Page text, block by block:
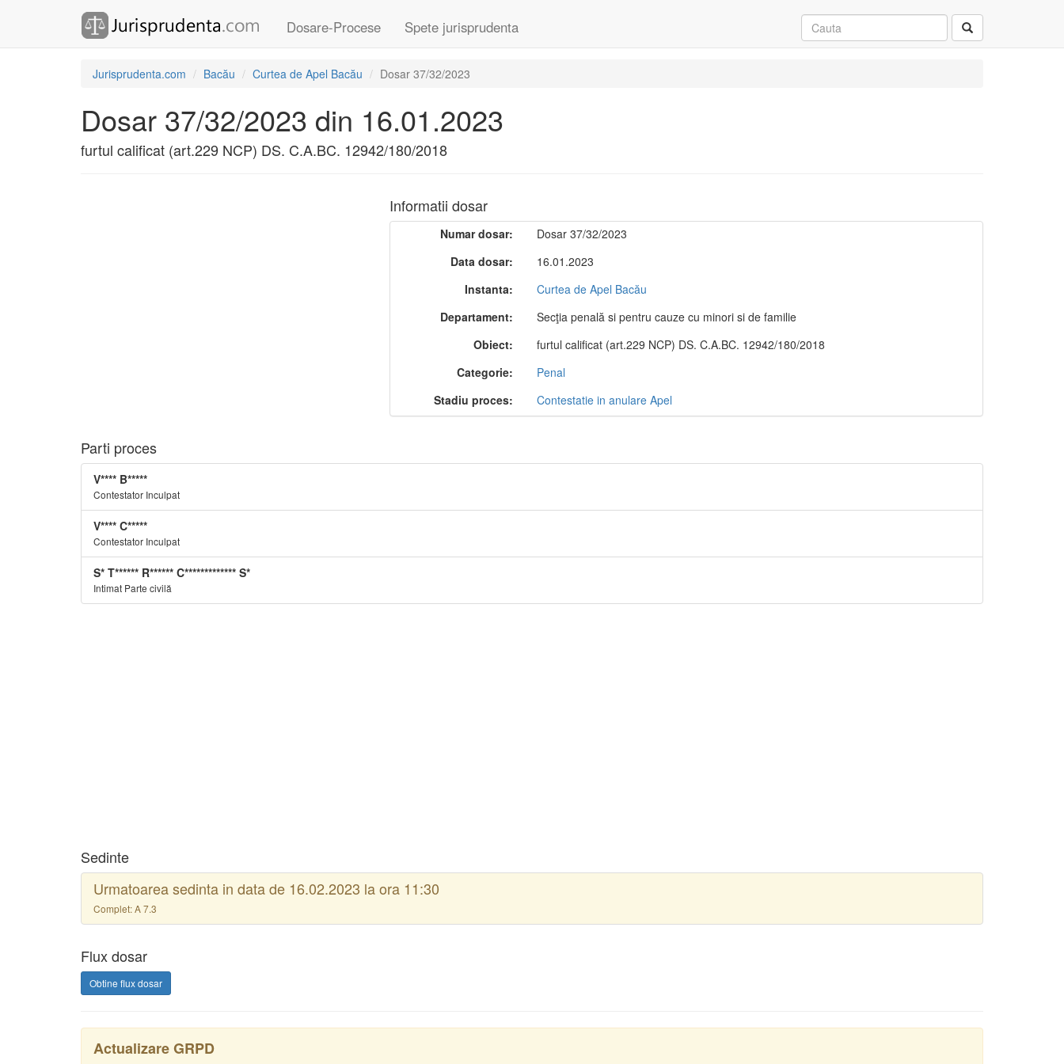
Dosare-Procese Spete jurisprudenta
Jurisprudenta.com Bacău Curtea de Apel Bacău Dosar 37/32/2023
Dosar 37/32/2023 din 16.01.2023
furtul calificat (art.229 NCP) DS. C.A.BC. 12942/180/2018
Informatii dosar
Numar dosar:
Dosar 37/32/2023
Data dosar:
16.01.2023
Instanta:
Curtea de Apel Bacău
Departament:
Secţia penală si pentru cauze cu minori si de familie
Obiect:
furtul calificat (art.229 NCP) DS. C.A.BC. 12942/180/2018
Categorie:
Penal
Stadiu proces:
Contestatie in anulare Apel
Parti proces
V**** B*****
Contestator Inculpat
V**** C*****
Contestator Inculpat
S* T****** R****** C************* S*
Intimat Parte civilă
Sedinte
Urmatoarea sedinta in data de 16.02.2023 la ora 11:30
Complet: A 7.3
Flux dosar
Actualizare GRPD